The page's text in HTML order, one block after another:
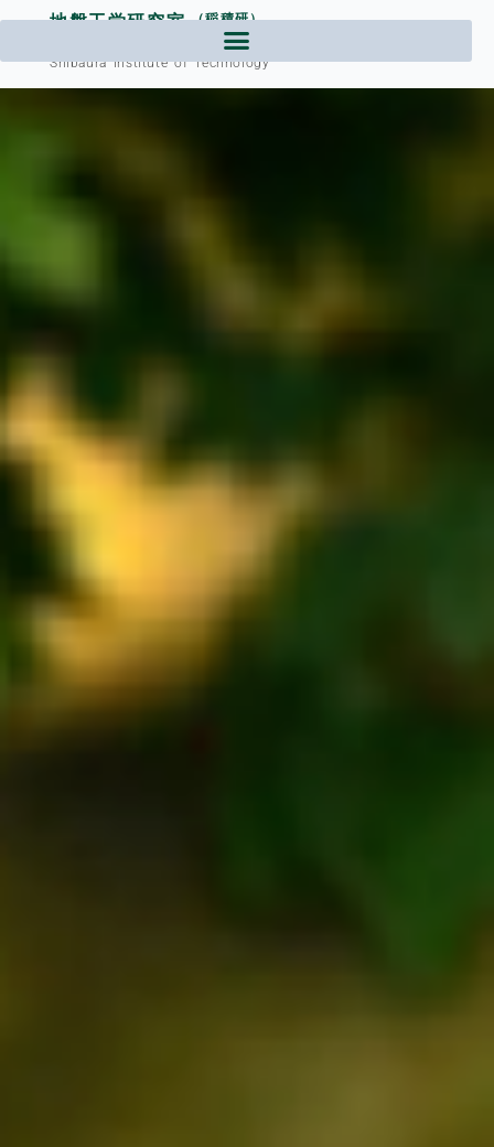
を
ス
地盤工学研究室 （稲積研）
芝浦工業大学工学部土木工学課程
Shibaura Institute of Technology